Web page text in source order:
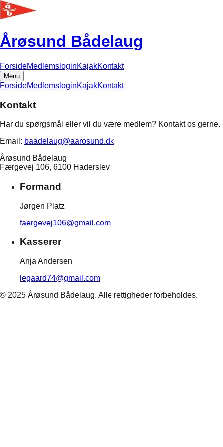
Årøsund Bådelaug
ForsideMedlemsloginKajakKontakt
Menu
ForsideMedlemsloginKajakKontakt
Kontakt
Har du spørgsmål eller vil du være medlem? Kontakt os gerne.
Email: baadelaug@aarosund.dk
Årøsund Bådelaug
Færgevej 106, 6100 Haderslev
Formand
Jørgen Platz
faergevej106@gmail.com
Kasserer
Anja Andersen
legaard74@gmail.com
© 2025 Årøsund Bådelaug. Alle rettigheder forbeholdes.